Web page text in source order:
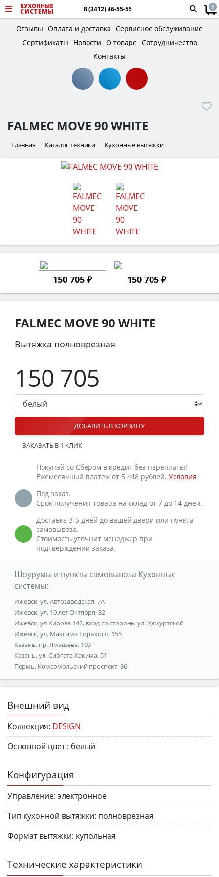
8 (3412) 46-55-55 0
Отзывы Оплата и доставка Сервисное обслуживание
Сертификаты
Новости О товаре Сотрудничество
Контакты
FALMEC MOVE 90 WHITE
Главная Каталог техники Кухонные вытяжки
150 705 ₽ 150 705 ₽
FALMEC MOVE 90 WHITE
Вытяжка полноврезная
150 705
ДОБАВИТЬ В КОРЗИНУ
ЗАКАЗАТЬ В 1 КЛИК
Покупай со Сбером в кредит без переплаты!
Ежемесячный платеж от 5 448 рублей. Условия
Под заказ.
Срок получения товара на склад от 7 до 14 дней.
Доставка 3-5 дней до вашей двери или пункта
самовывоза.
Стоимость уточнит менеджер при
подтверждении заказа.
Шоурумы и пункты самовывоза Кухонные
системы:
Ижевск, ул. Автозаводская, 7А
Ижевск, ул. 10 лет Октября, 32
Ижевск, ул Кирова 142, вход со стороны ул. Удмуртской
Ижевск, ул. Максима Горького, 155
Казань, пр. Ямашева, 103
Казань, ул. Сибгата Хакима, 51
Пермь, Комсомольский проспект, 86
Внешний вид
Коллекция: DESIGN
Основной цвет : белый
Конфигурация
Управление: электронное
Тип кухонной вытяжки: полноврезная
Формат вытяжки: купольная
Технические характеристики